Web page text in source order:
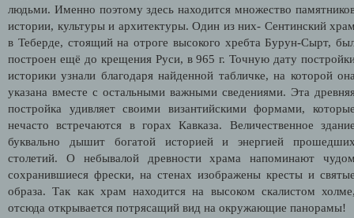
людьми. Именно поэтому здесь находится множество
истории, культуры и архитектуры. Один из них- Сентинский
в Теберде, стоящий на отроге высокого хребта Бурун-Сырт,
построен ещё до крещения Руси, в 965 г. Точную дату
историки узнали благодаря найденной табличке, на которой
указана вместе с остальными важными сведениями. Эта
постройка удивляет своими византийскими формами,
нечасто встречаются в горах Кавказа. Величественное
буквально дышит богатой историей и энергией
столетий. О небывалой древности храма напоминают
сохранившиеся фрески, на стенах изображены кресты и
образа. Так как храм находится на высоком скалистом
отсюда открывается потрясащий вид на окружающие панорамы!